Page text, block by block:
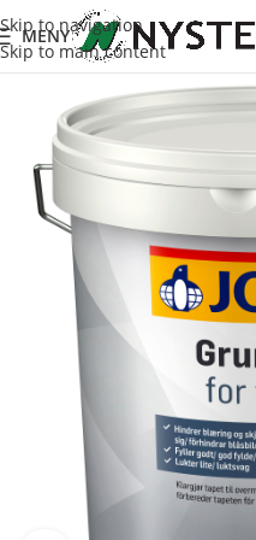
Skip to navigation
Skip to main content
MENY